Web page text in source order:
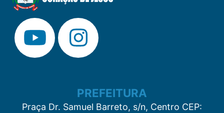
PREFEITURA
Praça Dr. Samuel Barreto, s/n, Centro CEP: